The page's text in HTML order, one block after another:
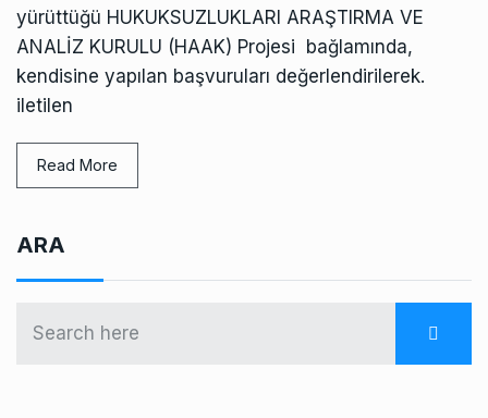
yürüttüğü HUKUKSUZLUKLARI ARAŞTIRMA VE
ANALİZ KURULU (HAAK) Projesi bağlamında,
kendisine yapılan başvuruları değerlendirilerek.
iletilen
Read More
ARA